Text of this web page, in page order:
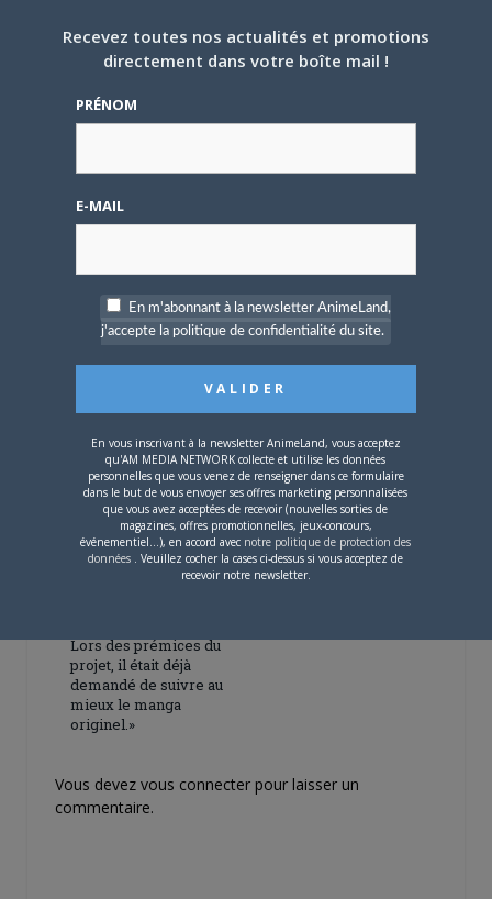
5 AOÛT 2026 0
– Spécial Posters est
Une nouvelle série TV
Digimon en préparation
Lors des prémices du
projet, il était déjà
demandé de suivre au
mieux le manga
originel.»
Vous devez vous connecter pour laisser un
commentaire.
Recevez toutes nos actualités et promotions
directement dans votre boîte mail !
PRÉNOM
E-MAIL
En m'abonnant à la newsletter AnimeLand,
j'accepte la politique de confidentialité du site.
En vous inscrivant à la newsletter AnimeLand, vous acceptez
qu'AM MEDIA NETWORK collecte et utilise les données
personnelles que vous venez de renseigner dans ce formulaire
dans le but de vous envoyer ses offres marketing personnalisées
que vous avez acceptées de recevoir (nouvelles sorties de
magazines, offres promotionnelles, jeux-concours,
événementiel...), en accord avec notre politique de protection des
données . Veuillez cocher la cases ci-dessus si vous acceptez de
recevoir notre newsletter.